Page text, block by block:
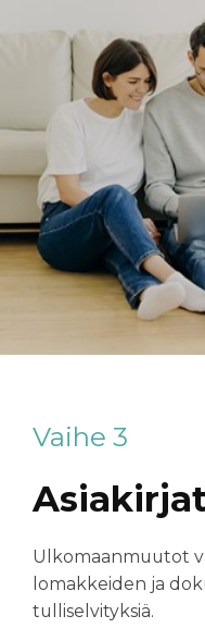
Vaihe 3
Ulkomaanmuutot
lomakkeiden ja
tulliselvityksiä.